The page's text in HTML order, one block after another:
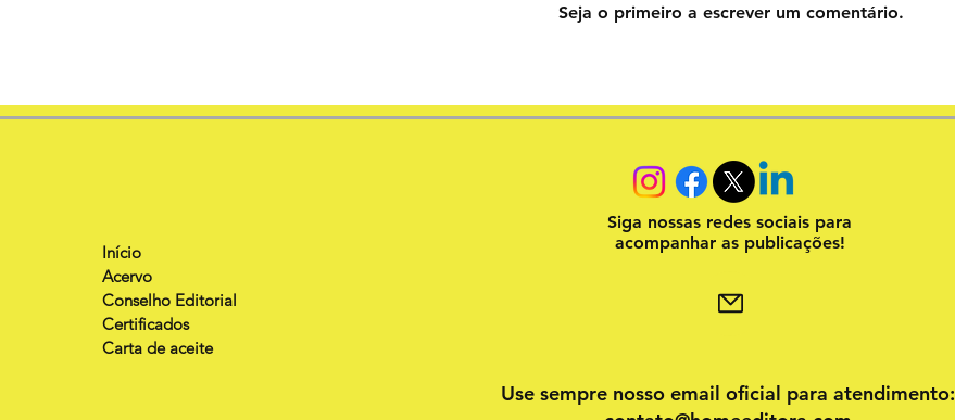
Seja o primeiro a escrever um comentário.
Início
Acervo
Conselho Editorial
Certificados
Carta de aceite
Siga nossas redes sociais para
acompanhar as publicações!
Use sempre nosso email oficial para atendimento: